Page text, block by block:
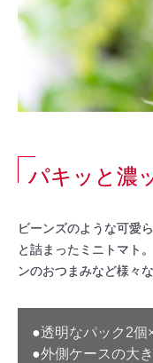
パキッと濃
ビーンズのような可愛
と詰まったミニトマト
ンのおつまみなど様々
●透明なパック2個
●外側ケースの大